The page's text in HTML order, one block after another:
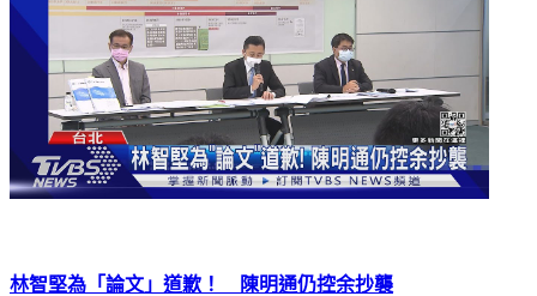
林智堅為「論文」道歉！ 陳明通仍控余抄襲